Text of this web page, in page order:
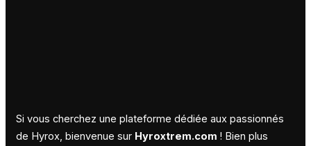
Si vous cherchez une plateforme dédiée aux passionnés
de Hyrox, bienvenue sur Hyroxtrem.com ! Bien plus